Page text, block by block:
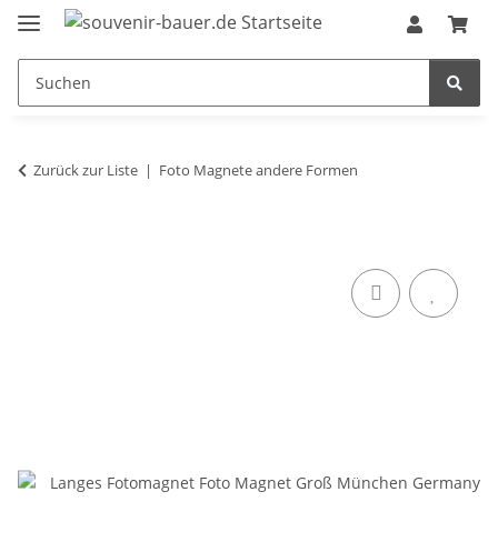
Zurück zur Liste Foto Magnete andere Formen